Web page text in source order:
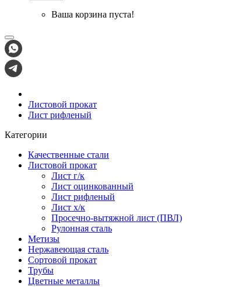
Ваша корзина пуста!
Листовой прокат
Лист рифленый
Категории
Качественные стали
Листовой прокат
Лист г/к
Лист оцинкованный
Лист рифленый
Лист х/к
Просечно-вытяжной лист (ПВЛ)
Рулонная сталь
Метизы
Нержавеющая сталь
Сортовой прокат
Трубы
Цветные металлы